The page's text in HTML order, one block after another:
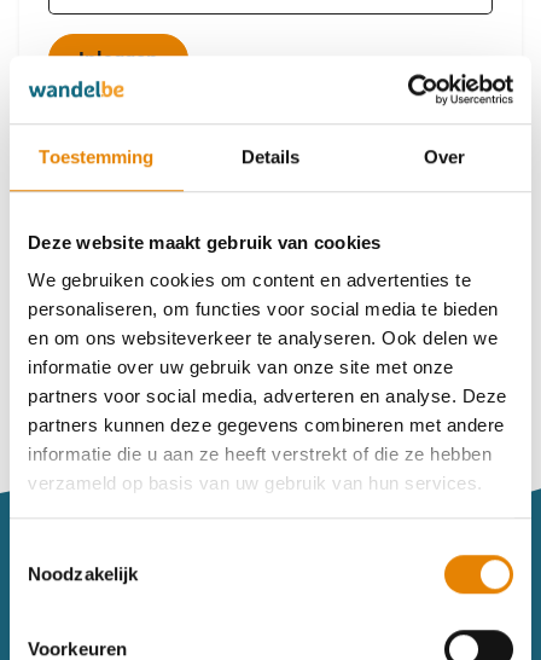
Toestemming Details Over
Deze website maakt gebruik van cookies
We gebruiken cookies om content en advertenties te
personaliseren, om functies voor social media te bieden
en om ons websiteverkeer te analyseren. Ook delen we
informatie over uw gebruik van onze site met onze
partners voor social media, adverteren en analyse. Deze
partners kunnen deze gegevens combineren met andere
informatie die u aan ze heeft verstrekt of die ze hebben
verzameld op basis van uw gebruik van hun services.
Noodzakelijk
Voorkeuren
Heb je nog geen account?
Maak dan een nieuw account aan
Maak een nieuw account aan
Vind je je weg niet goed in het wandeldagboek?
Raadpleeg dan hier de handleiding.